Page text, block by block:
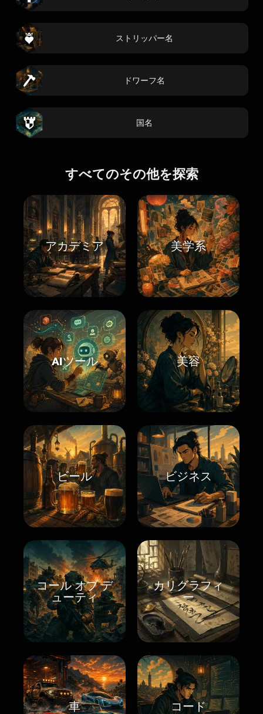
ストリッパー名
ドワーフ名
国名
すべてのその他を探索
アカデミア 美学系
AIツール 美容
ビール ビジネス
コール オブ デ
ューティ
カリグラフィ
ー
車 コード